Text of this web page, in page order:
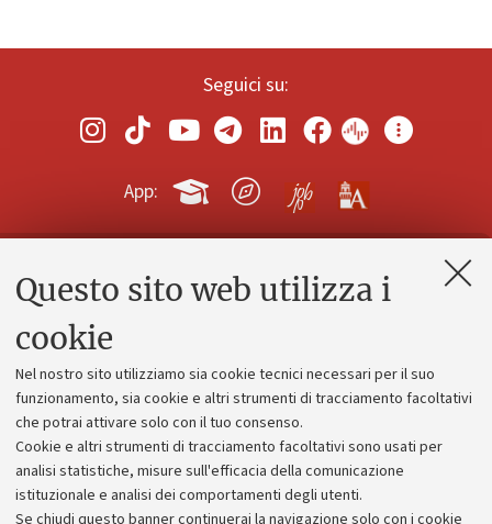
Questo sito web utilizza i
cookie
Nel nostro sito utilizziamo sia cookie tecnici necessari per il suo
funzionamento, sia cookie e altri strumenti di tracciamento facoltativi
che potrai attivare solo con il tuo consenso.
Cookie e altri strumenti di tracciamento facoltativi sono usati per
analisi statistiche, misure sull'efficacia della comunicazione
istituzionale e analisi dei comportamenti degli utenti.
Se chiudi questo banner continuerai la navigazione solo con i cookie
Seguici su:
App:
Contatti e PEC
Alumni community
Piano strategico
Bilanci
Donazioni e 5x1000